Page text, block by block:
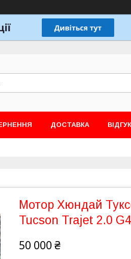
ДОСТАВКА
Мотор Хюндай
Tucson Trajet 2.0
50 000 ₴